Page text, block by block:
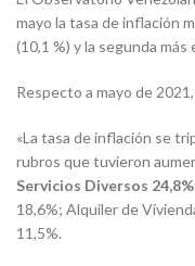
mayo la tasa de inflación
(10,1 %) y la segunda
Respecto a mayo de
«La tasa de inflación se
rubros que tuvieron
Servicios Diversos 24,8%
18,6%; Alquiler de
11,5%.